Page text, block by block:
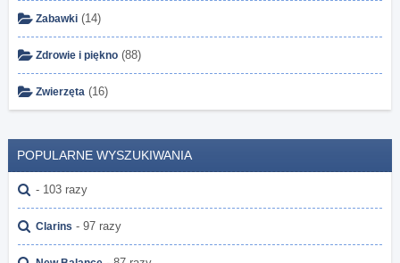
Zabawki (14)
Zdrowie i piękno (88)
Zwierzęta (16)
POPULARNE WYSZUKIWANIA
- 103 razy
Clarins - 97 razy